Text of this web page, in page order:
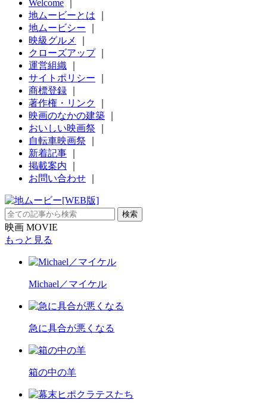
Welcome
地ムービーとは
地ムービシー
映級グルメ
クローズアップ｜
運営組織
サイトポリシー
商標登録
著作権・リンク
映画のなかの建築
おいしい映画祭
自転車映画祭
新着記事
掲載案内
お問い合わせ
映画 MOVIE
もっと見る
Michael／マイケル
急に具合が悪くなる
箱の中の羊